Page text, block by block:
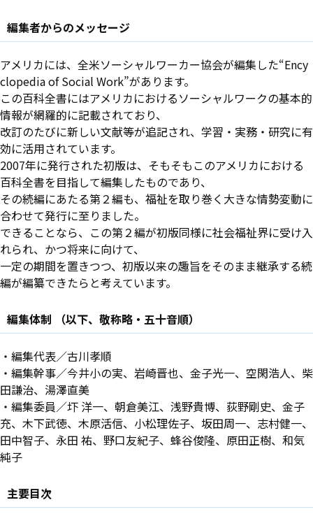
編集者からのメッセージ
アメリカには、全米ソーシャルワーカー協会が編集した“Ency
clopedia of Social Work”があります。
この百科全書にはアメリカにおけるソーシャルワークの基本的
情報が網羅的に記載されており、
改訂のたびに新しい文献等が追記され、学習・実務・研究に有
効に活用されています。
2007年に発行された初版は、そもそもこのアメリカにおける
百科全書を目指して編集したものであり、
その続編にあたる第２編も、福祉を取り巻く大きな情勢変動に
合わせて発行に至りました。
できることなら、この第２編が初版同様に社会福祉界に受け入
れられ、かつ将来に向けて、
一定の期間を置きつつ、初版以来の趣旨をそのまま継承する続
編が編纂できたらと考えています。
編集体制 （以下、敬称略・五十音順）
・編集代表／古川孝順
・編集幹事／今井小の実、岩崎晋也、金子光一、空閑浩人、柴
田謙治、湯澤直美
・編集委員／圷 洋一、朝倉美江、浅野貴博、荻野剛史、金子
充、木下武徳、木原活信、小松理佐子、坂田周一、志村健一、
田中智子、永田 祐、野口友紀子、蜂谷俊隆、原田正樹、和気
純子
主要目次